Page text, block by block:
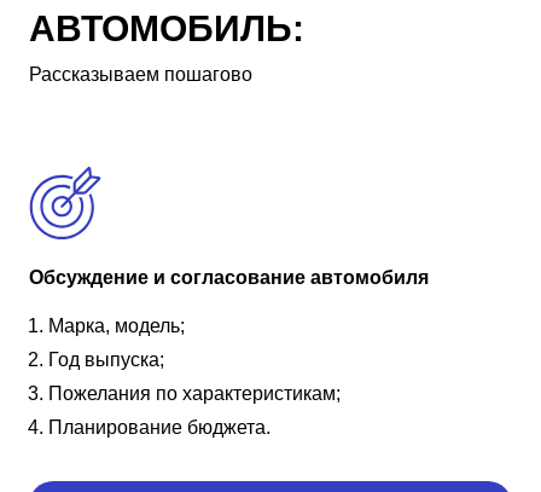
АВТОМОБИЛЬ:
Рассказываем пошагово
Обсуждение и согласование автомобиля
Марка, модель;
Год выпуска;
Пожелания по характеристикам;
Планирование бюджета.